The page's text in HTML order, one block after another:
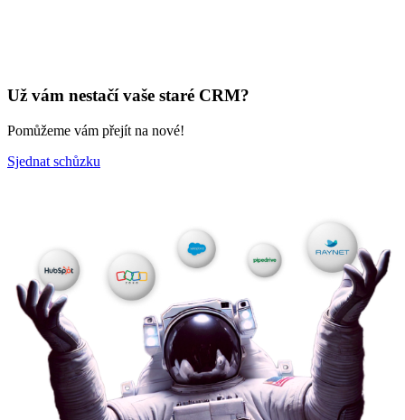
Už vám nestačí vaše staré CRM?
Pomůžeme vám přejít na nové!
Sjednat schůzku